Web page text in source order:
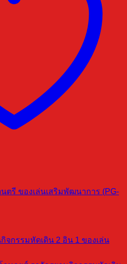
ตรี ของเล่นเสริมพัฒนาการ (PG-